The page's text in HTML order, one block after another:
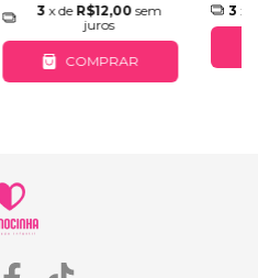
3 x de R$12,00 sem
juros
COMPRAR
3 x